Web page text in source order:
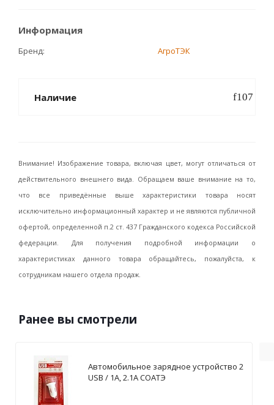
Информация
Бренд АгроТЭК
Наличие
Внимание! Изображение товара, включая цвет, могут отличаться от
действительного внешнего вида. Обращаем ваше внимание на то,
что все приведённые выше характеристики товара носят
исключительно информационный характер и не являются публичной
офертой, определенной п.2 ст. 437 Гражданского кодекса Российской
федерации. Для получения подробной информации о
характеристиках данного товара обращайтесь, пожалуйста, к
сотрудникам нашего отдела продаж.
Ранее вы смотрели
Автомобильное зарядное устройство 2
USB / 1А, 2.1А СОАТЭ